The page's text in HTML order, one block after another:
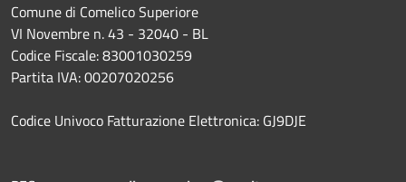
Comune di Comelico Superiore
VI Novembre n. 43 - 32040 - BL
Codice Fiscale: 83001030259
Partita IVA: 00207020256
Codice Univoco Fatturazione Elettronica: GJ9DJE